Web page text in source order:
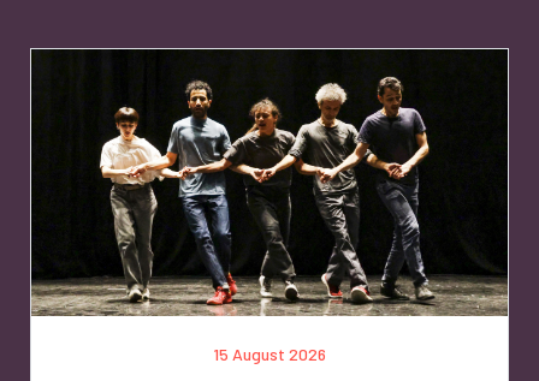
15 August 2026